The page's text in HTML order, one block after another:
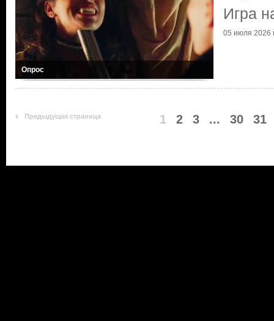
Опрос
Игра
05 июля 2026
Предыдущая страница 1 2 3 ... 30 31